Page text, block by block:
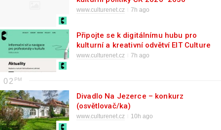
www.culturenet.cz 7h ago
Připojte se k digitálnímu hubu pro
kulturní a kreativní odvětví EIT Culture
& Creativity
www.culturenet.cz 7h ago
02
Divadlo Na Jezerce – konkurz
(osvětlovač/ka)
www.culturenet.cz 10h ago